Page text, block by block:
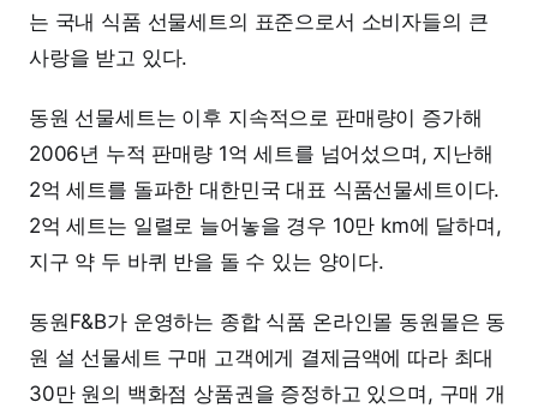
는 국내 식품 선물세트의 표준으로서 소비자들의 큰
사랑을 받고 있다.
동원 선물세트는 이후 지속적으로 판매량이 증가해
2006년 누적 판매량 1억 세트를 넘어섰으며, 지난해
2억 세트를 돌파한 대한민국 대표 식품선물세트이다.
2억 세트는 일렬로 늘어놓을 경우 10만 km에 달하며,
지구 약 두 바퀴 반을 돌 수 있는 양이다.
동원F&B가 운영하는 종합 식품 온라인몰 동원몰은 동
원 설 선물세트 구매 고객에게 결제금액에 따라 최대
30만 원의 백화점 상품권을 증정하고 있으며, 구매 개